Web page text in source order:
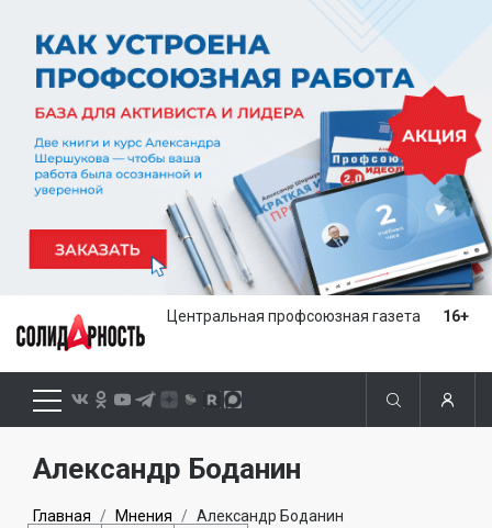
Центральная профсоюзная газета 16+
Александр Боданин
Главная Мнения Александр Боданин